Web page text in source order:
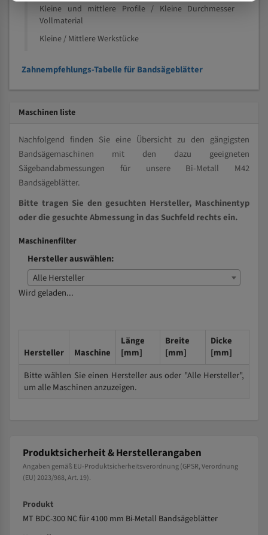
Kleine und mittlere Profile / Kleine Durchmesser
Vollmaterial
Kleine / Mittlere Werkstücke
Zahnempfehlungs-Tabelle für Bandsägeblätter
Maschinen liste
Nachfolgend finden Sie eine Übersicht zu den gängigsten
Bandsägemaschinen mit den dazu geeigneten
Sägebandabmessungen für unsere Bi-Metall M42
Bandsägeblätter.
Bitte tragen Sie den gesuchten Hersteller, Maschinentyp
oder die gesuchte Abmessung in das Suchfeld rechts ein.
Maschinenfilter
Hersteller auswählen:
Alle Hersteller
Wird geladen...
Hersteller Maschine
Länge
[mm]
Breite
[mm]
Dicke
[mm]
Bitte wählen Sie einen Hersteller aus oder "Alle Hersteller",
um alle Maschinen anzuzeigen.
Produktsicherheit & Herstellerangaben
Angaben gemäß EU-Produktsicherheitsverordnung (GPSR, Verordnung
(EU) 2023/988, Art. 19).
Produkt
MT BDC-300 NC für 4100 mm Bi-Metall Bandsägeblätter